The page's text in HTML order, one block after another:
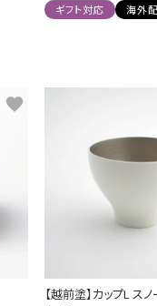
ギフト対応 海外
【越前塗】カップL ス